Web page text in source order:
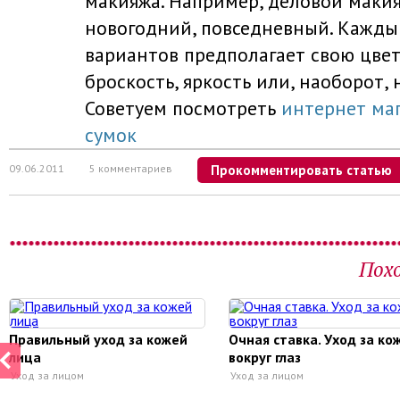
новогодний, повседневный.
вариантов предполагает свою
броскость, яркость или, наоборот,
Советуем посмотреть интернет
сумок
09.06.2011 5 комментариев Прокомментировать статью
Правильный уход за кожей
лица
Уход за лицом
Очная ставка. Уход за
вокруг глаз
Уход за лицом